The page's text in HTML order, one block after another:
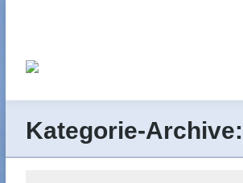
Kategorie-Archive: